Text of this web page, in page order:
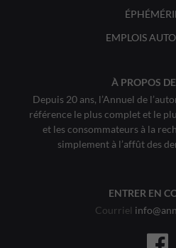
EMPLOIS
À PROPOS
Depuis 20 ans, l’Annuel de
référence le plus complet et le
et les consommateurs à la
simplement à l’affût des
ENTRER EN
Courriel